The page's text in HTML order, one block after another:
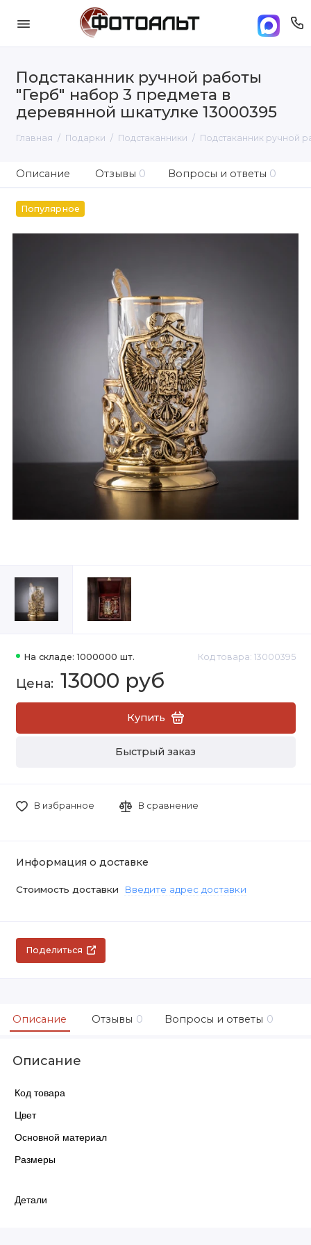
Подстаканник ручной работы
"Герб" набор 3 предмета в
деревянной шкатулке 13000395
Главная Подарки Подстаканники Подстаканник ручной
Описание Отзывы 0 Вопросы и ответы 0
Популярное
На складе: 1000000 шт. Код товара: 13000395
13000 руб
Купить
Быстрый заказ
В избранное В сравнение
Информация о доставке
Стоимость доставки Введите адрес доставки
Поделиться
Описание Отзывы 0 Вопросы и ответы 0
Описание
Код товара
Цвет
Основной материал
Размеры
Детали